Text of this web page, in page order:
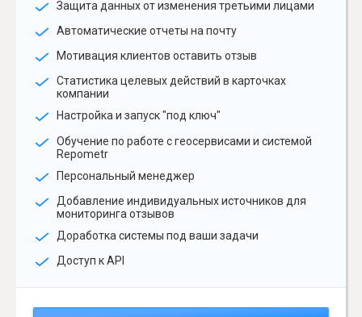
Защита данных от изменения третьими лицами
Автоматические отчеты на почту
Мотивация клиентов оставить отзыв
Статистика целевых действий в карточках
компании
Настройка и запуск "под ключ"
Обучение по работе с геосервисами и системой
Repometr
Персональный менеджер
Добавление индивидуальных источников для
мониторинга отзывов
Доработка системы под ваши задачи
Доступ к API